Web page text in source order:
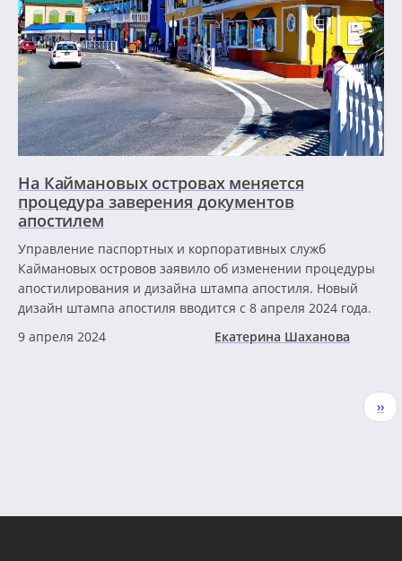
На Каймановых островах меняется
процедура заверения документов
апостилем
Управление паспортных и корпоративных служб
Каймановых островов заявило об изменении процедуры
апостилирования и дизайна штампа апостиля. Новый
дизайн штампа апостиля вводится с 8 апреля 2024 года.
9 апреля 2024
Екатерина Шаханова
››